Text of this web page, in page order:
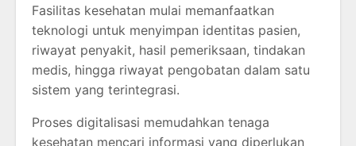
Fasilitas kesehatan mulai memanfaatkan
teknologi untuk menyimpan identitas pasien,
riwayat penyakit, hasil pemeriksaan, tindakan
medis, hingga riwayat pengobatan dalam satu
sistem yang terintegrasi.
Proses digitalisasi memudahkan tenaga
kesehatan mencari informasi yang diperlukan